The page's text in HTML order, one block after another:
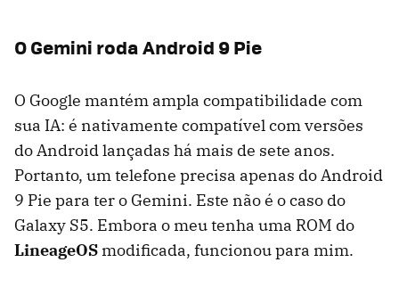
O Gemini roda Android 9 Pie
O Google mantém ampla compatibilidade com
sua IA: é nativamente compatível com versões
do Android lançadas há mais de sete anos.
Portanto, um telefone precisa apenas do Android
9 Pie para ter o Gemini. Este não é o caso do
Galaxy S5. Embora o meu tenha uma ROM do
LineageOS modificada, funcionou para mim.